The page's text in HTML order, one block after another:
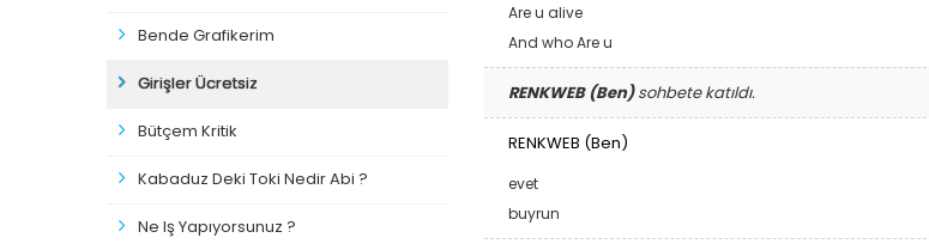
Bende Grafikerim
Girişler Ücretsiz
Bütçem Kritik
Kabaduz Deki Toki Nedir Abi ?
Ne Iş Yapıyorsunuz ?
Are u alive
And who Are u
RENKWEB (Ben)sohbete katıldı.
RENKWEB (Ben)
evet
buyrun